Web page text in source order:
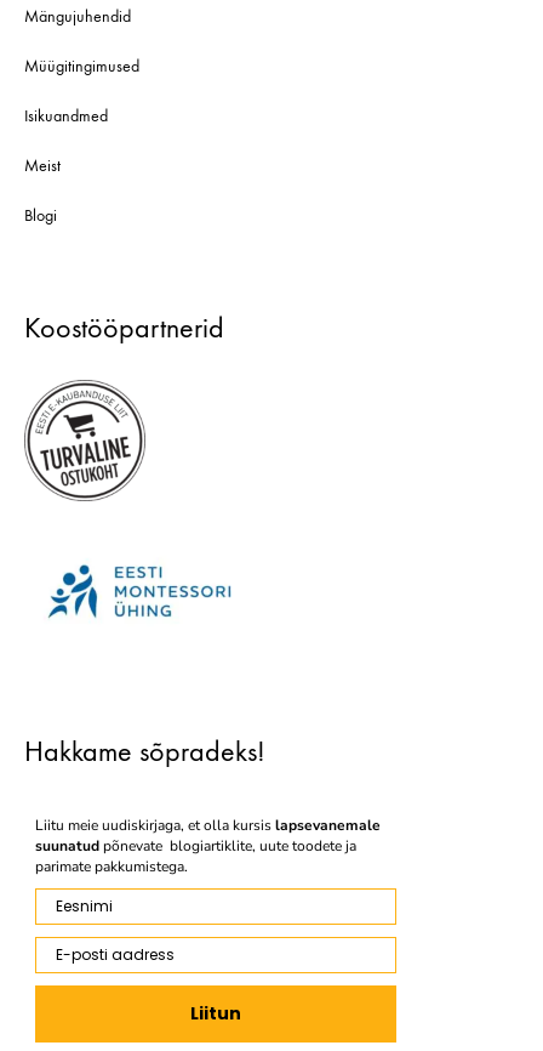
Mängujuhendid
Müügitingimused
Isikuandmed
Meist
Blogi
Koostööpartnerid
Hakkame sõpradeks!
Liitu meie uudiskirjaga, et olla kursislapsevanemale
suunatudpõnevate blogiartiklite, uute toodete ja
parimate pakkumistega.
Eesnimi
E-posti aadress
Liitun